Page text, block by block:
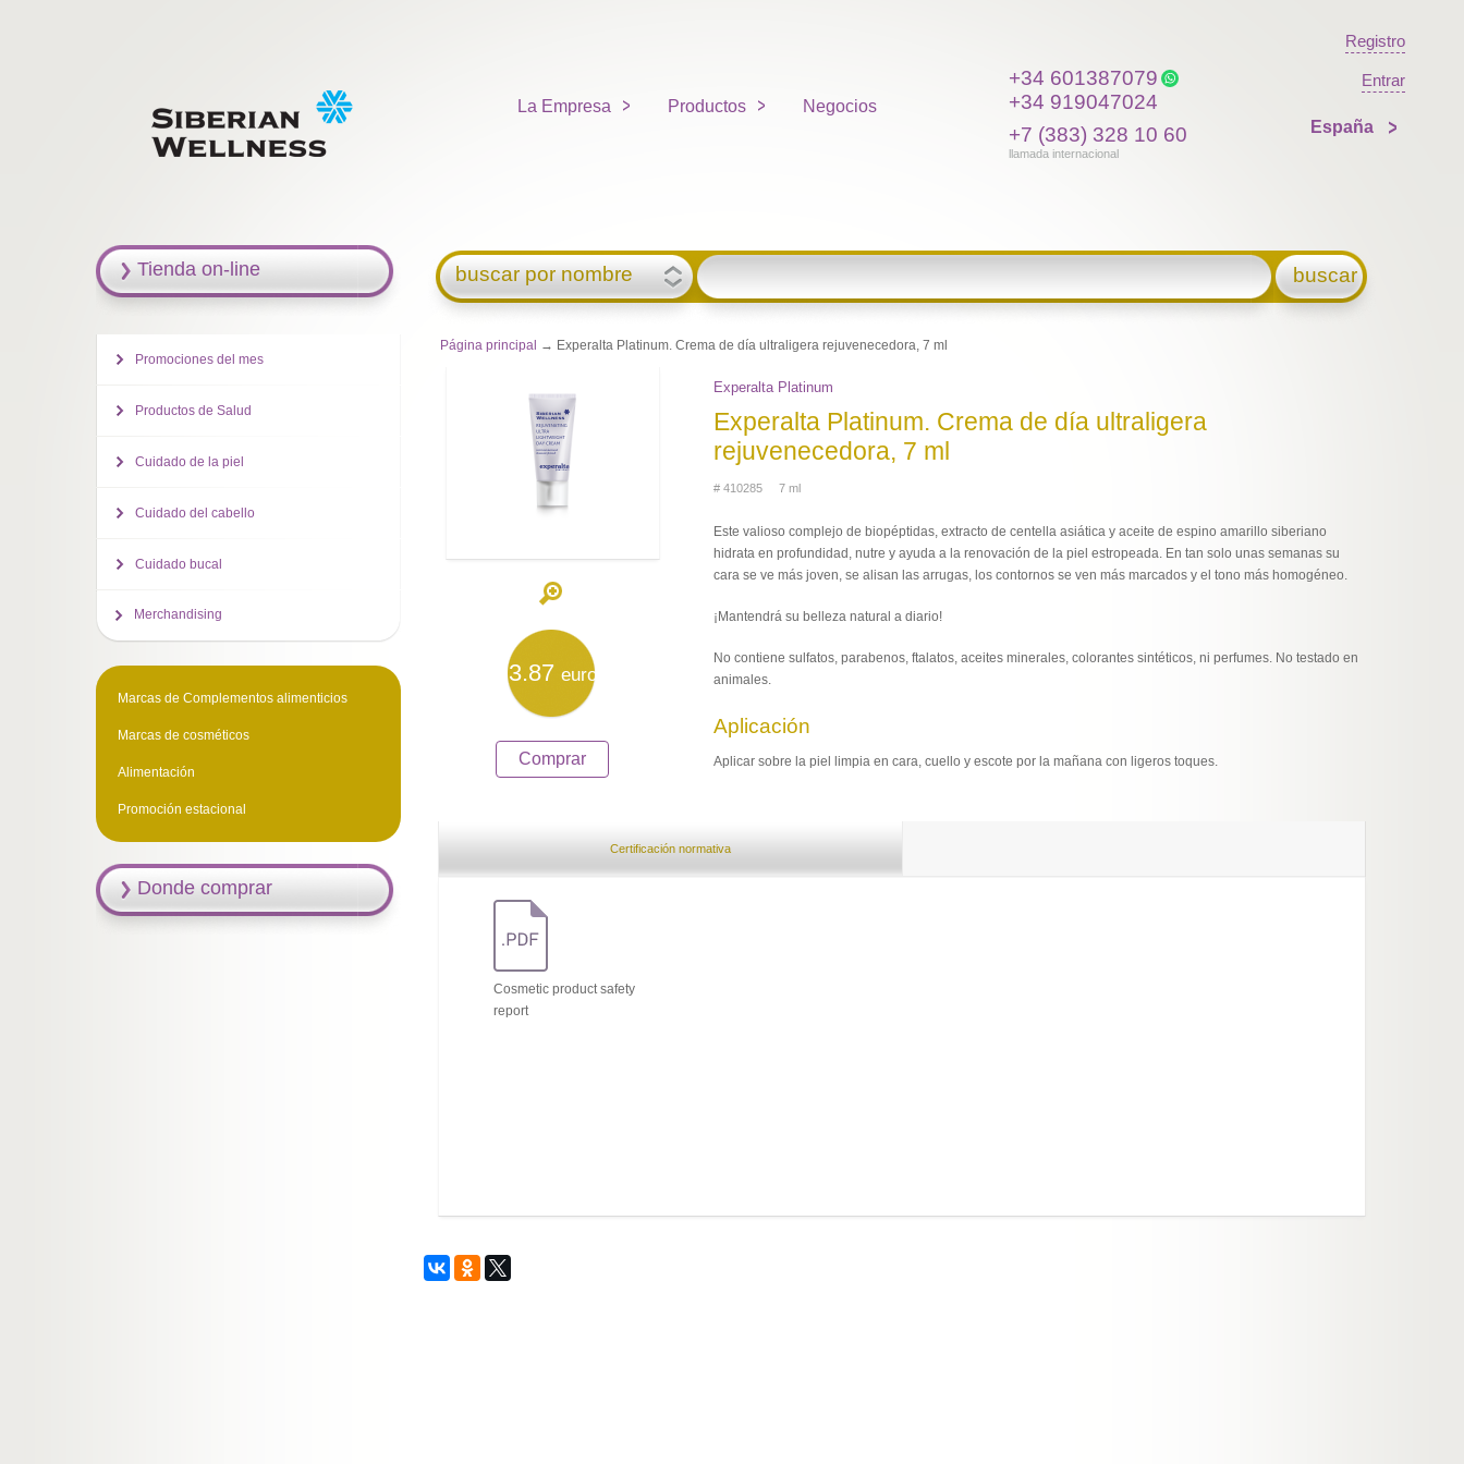
La Empresa Productos Negocios
+34 601387079
+34 919047024
+7 (383) 328 10 60
llamada internacional
Registro
Entrar
España
buscar por nombre buscar
Página principal → Experalta Platinum. Crema de día ultraligera rejuvenecedora, 7 ml
3.87 euro
Comprar
Experalta Platinum
Experalta Platinum. Crema de día ultraligera
rejuvenecedora, 7 ml
# 410285 7 ml
Este valioso complejo de biopéptidas, extracto de centella asiática y aceite de espino amarillo siberiano
hidrata en profundidad, nutre y ayuda a la renovación de la piel estropeada. En tan solo unas semanas su
cara se ve más joven, se alisan las arrugas, los contornos se ven más marcados y el tono más homogéneo.
¡Mantendrá su belleza natural a diario!
No contiene sulfatos, parabenos, ftalatos, aceites minerales, colorantes sintéticos, ni perfumes. No testado en
animales.
Aplicación
Aplicar sobre la piel limpia en cara, cuello y escote por la mañana con ligeros toques.
Certificación normativa
Cosmetic product safety
report
Tienda on-line
Promociones del mes
Productos de Salud
Cuidado de la piel
Cuidado del cabello
Cuidado bucal
Merchandising
Marcas de Complementos alimenticios
Marcas de cosméticos
Alimentación
Promoción estacional
Donde comprar